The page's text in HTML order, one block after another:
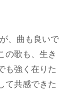
、曲も良いで
の歌も、生き
も強く在りた
て共感できた